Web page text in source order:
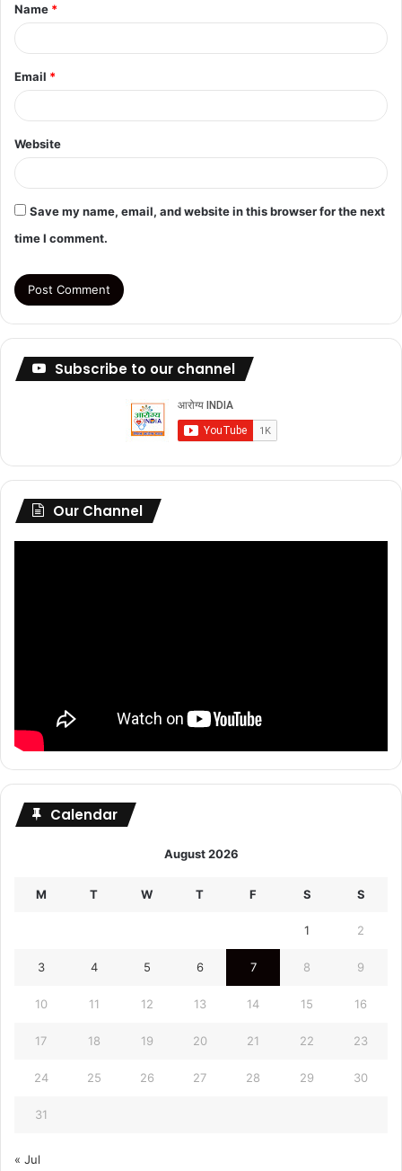
*
Name *
Email *
Website
Save my name, email, and website in this browser for the next
time I comment.
Subscribe to our channel
Our Channel
Calendar
August 2026
M T W T F S S
1 2
3 4 5 6 7 8 9
10 11 12 13 14 15 16
17 18 19 20 21 22 23
24 25 26 27 28 29 30
31
« Jul